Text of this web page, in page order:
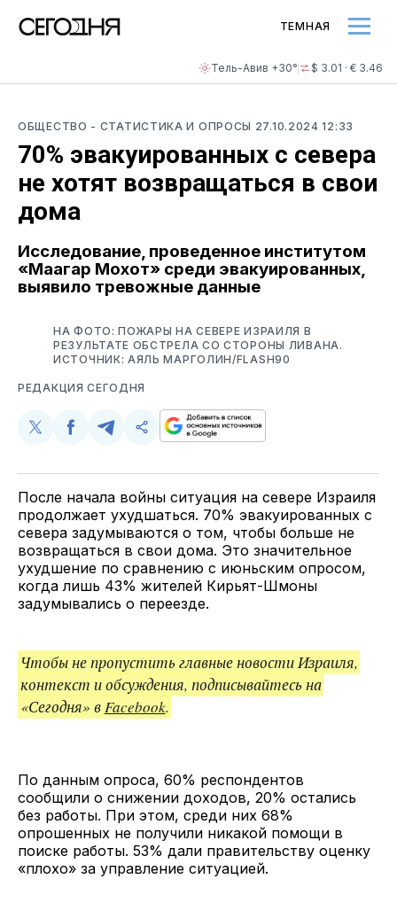
Тель-Авив +30° $ 3.01 · € 3.46
ТЕМНАЯ
ОБЩЕСТВО - СТАТИСТИКА И ОПРОСЫ 27.10.2024 12:33
70% эвакуированных с севера
не хотят возвращаться в свои
дома
Исследование, проведенное институтом
«Маагар Мохот» среди эвакуированных,
выявило тревожные данные
НА ФОТО: ПОЖАРЫ НА СЕВЕРЕ ИЗРАИЛЯ В
РЕЗУЛЬТАТЕ ОБСТРЕЛА СО СТОРОНЫ ЛИВАНА.
ИСТОЧНИК: АЯЛЬ МАРГОЛИН/FLASH90
РЕДАКЦИЯ СЕГОДНЯ
Поделиться
Twitter
Поделиться
Facebook
Поделиться
Telegram
Скопируйте
поделитесь
ссылкой
После начала войны ситуация на севере Израиля
продолжает ухудшаться. 70% эвакуированных с
севера задумываются о том, чтобы больше не
возвращаться в свои дома. Это значительное
ухудшение по сравнению с июньским опросом,
когда лишь 43% жителей Кирьят-Шмоны
задумывались о переезде.
Чтобы не пропустить главные новости Израиля,
контекст и обсуждения, подписывайтесь на
«Сегодня» вFacebook.
По данным опроса, 60% респондентов
сообщили о снижении доходов, 20% остались
без работы. При этом, среди них 68%
опрошенных не получили никакой помощи в
поиске работы. 53% дали правительству оценку
«плохо» за управление ситуацией.